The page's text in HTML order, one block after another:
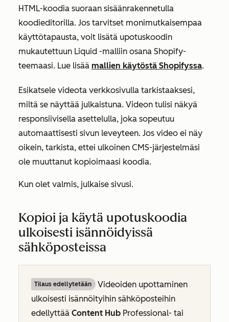
HTML-koodia suoraan sisäänrakennetulla
koodieditorilla. Jos tarvitset monimutkaisempaa
käyttötapausta, voit lisätä upotuskoodin
mukautettuun Liquid -malliin osana Shopify-
teemaasi. Lue lisää mallien käytöstä Shopifyssa.
Esikatsele videota verkkosivulla tarkistaaksesi,
miltä se näyttää julkaistuna. Videon tulisi näkyä
responsiivisella asettelulla, joka sopeutuu
automaattisesti sivun leveyteen. Jos video ei näy
oikein, tarkista, ettei ulkoinen CMS-järjestelmäsi
ole muuttanut kopioimaasi koodia.
Kun olet valmis, julkaise sivusi.
Kopioi ja käytä upotuskoodia
ulkoisesti isännöidyissä
sähköposteissa
Tilaus edellytetään
Videoiden upottaminen
ulkoisesti isännöityihin sähköposteihin
edellyttää Content Hub Professional- tai